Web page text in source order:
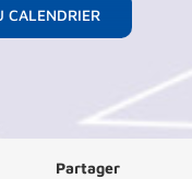
CALENDRIER
Partager